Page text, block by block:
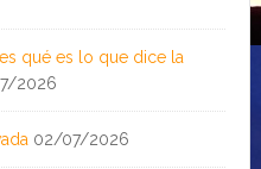
qué es lo que dice la
2026
02/07/2026